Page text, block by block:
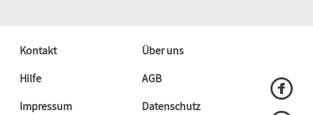
Kontakt
Über uns
Hilfe
AGB
Impressum
Datenschutz